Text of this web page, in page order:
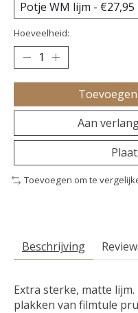
Hoeveelheid:
Aan
Toevoegen om te
Beschrijving
Extra sterke, matte
plakken van filmtule